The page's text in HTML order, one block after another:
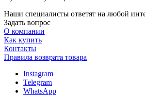
Наши специалисты ответят на любой
Задать вопрос
О компании
Как купить
Контакты
Правила возврата товара
Instagram
Telegram
WhatsApp